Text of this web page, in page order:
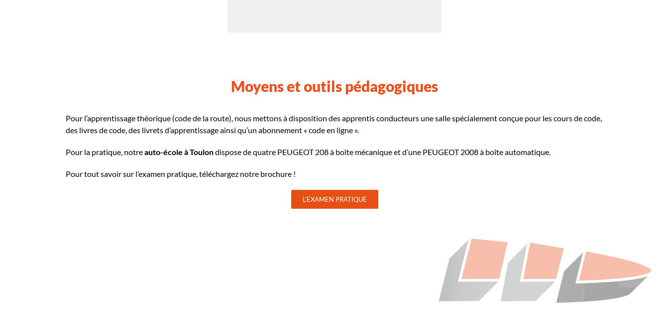
Moyens et outils pédagogiques
Pour l’apprentissage théorique (code de la route), nous mettons à disposition des apprentis conducteurs une salle spécialement conçue pour les cours de code,
des livres de code, des livrets d’apprentissage ainsi qu’un abonnement « code en ligne ».
Pour la pratique, notreauto-école à Toulondispose de quatre PEUGEOT 208 à boîte mécanique et d’une PEUGEOT 2008 à boîte automatique.
Pour tout savoir sur l’examen pratique, téléchargez notre brochure !
L’EXAMEN PRATIQUE